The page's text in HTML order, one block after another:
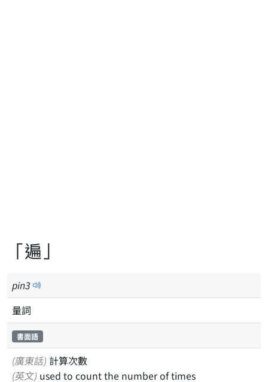
「遍」
pin3
量詞
書面語
(廣東話) 計算次數
(英文) used to count the number of times